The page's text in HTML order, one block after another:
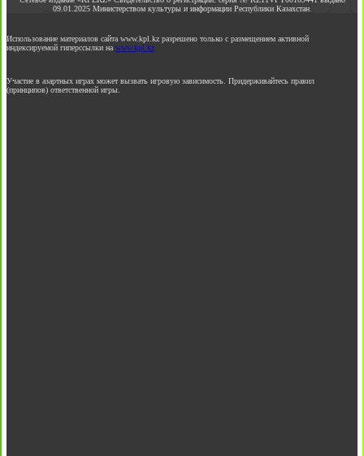
09.01.2025 Министерством культуры и информации Республики Казахстан.
Использование материалов сайта www.kpl.kz разрешено только с размещением активной
индексируемой гиперссылки на www.kpl.kz
Участие в азартных играх может вызвать игровую зависимость. Придерживайтесь правил
(принципов) ответственной игры.